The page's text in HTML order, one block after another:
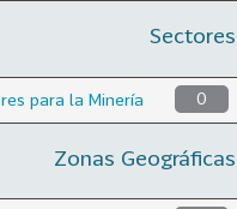
Sectores
para la Minería 0
Zonas Geográficas